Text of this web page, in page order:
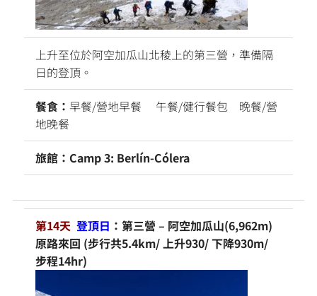
上升至位於阿空加瓜山北稜上的第三營，準備隔
日的登頂。
餐食： 早餐/營地早餐 午餐/健行餐包 晚餐/營
地晚餐
旅館：Camp 3: Berlín-Cólera
第14天 登頂日 ：第三營 – 阿空加瓜山(6,962m)
原路來回 (步行共5.4km/ 上升930/ 下降930m/
步程14hr)